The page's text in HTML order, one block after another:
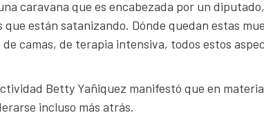
caravana que es encabezada por un
están satanizando. Dónde quedan estas
camas, de terapia intensiva, todos estos
Betty Yañiquez manifestó que en
incluso más atrás.